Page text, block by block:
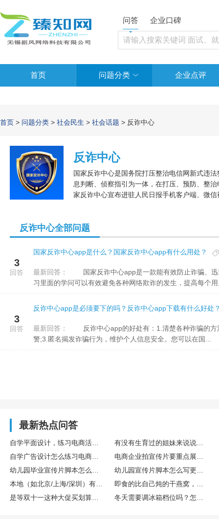
问答 企业口碑
首页 问题分类 企业点评
首页 > 问题分类 > 社会民生 > 社会话题 > 反诈中心
反诈中心
国家反诈中心是国务院打压整治电信网新式违
息判断、侦察指引为一体，在打压、预防、整
家反诈中心宣布进驻人民日报手机客户端、微
反诈中心全部问题
3
回答
国家反诈中心app是什么？国家反诈中心app有什么用处？
最新回答：
习里面的学问可以有效避免各种网络欺诈的发生，提高每个
3
回答
反诈中心app是必须要下的吗？反诈中心app下载有什么好处
最新回答：
警;3.匿名揭发诈骗行为，维护个人信息安全。您可以在国...
最新热点问答